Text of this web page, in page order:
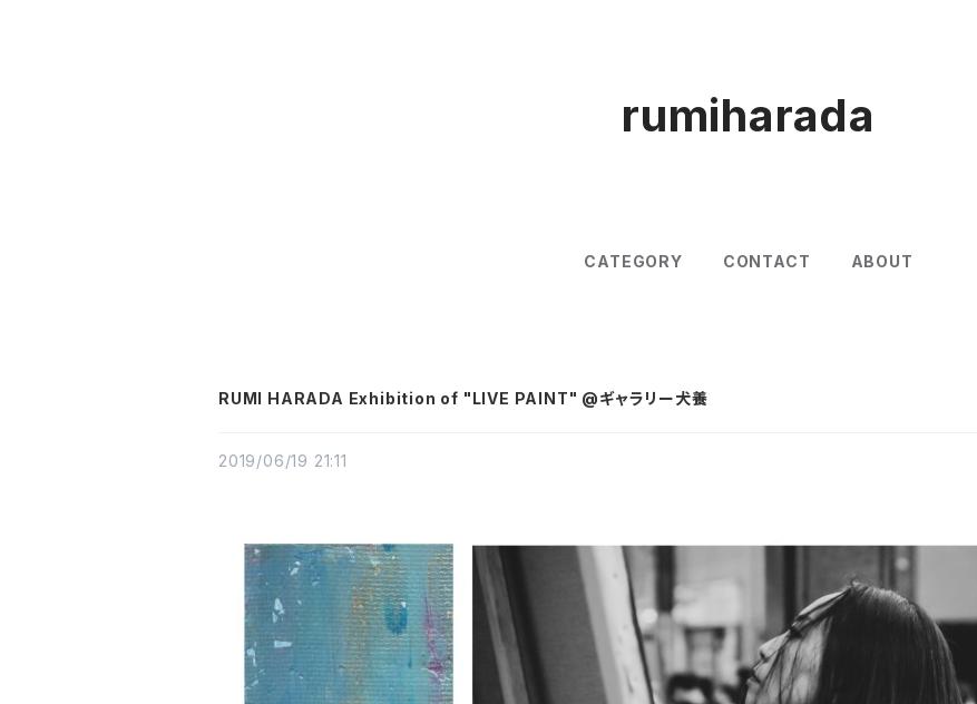
rumiharada
CATEGORY CONTACT ABOUT
RUMI HARADA Exhibition of "LIVE PAINT" @ギャラリー犬養
2019/06/19 21:11